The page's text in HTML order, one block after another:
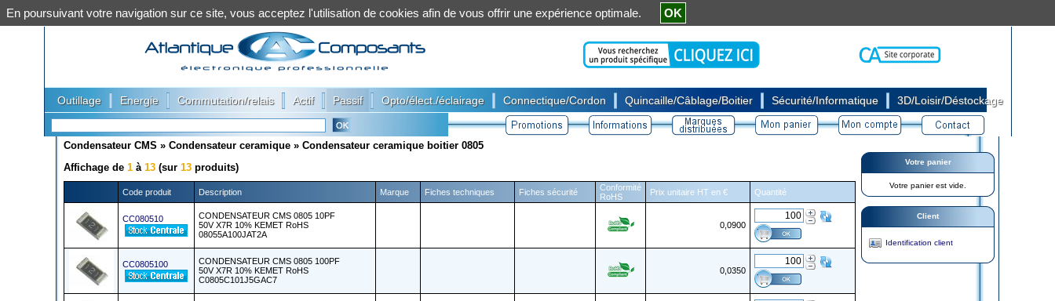
Outillage Energie Commutation/relais Actif Passif Opto/élect./éclairage Connectique/Cordon Quincaille/Câblage/Boitier Sécurité/Informatique 3D/Loisir/Déstockage
Condensateur CMS » Condensateur ceramique » Condensateur ceramique boitier 0805
Affichage de 1 à 13 (sur 13 produits)
Code produit Description Marque Fiches techniques Fiches sécurité
Conformité
RoHS
Prix unitaire HT en € Quantité
CC080510
CONDENSATEUR CMS 0805 10PF
50V X7R 10% KEMET RoHS
08055A100JAT2A
0,0900
CC0805100
CONDENSATEUR CMS 0805 100PF
50V X7R 10% KEMET RoHS
C0805C101J5GAC7
0,0350
Votre panier
Votre panier est vide.
Client
Identification client
En poursuivant votre navigation sur ce site, vous acceptez l'utilisation de cookies afin de vous offrir une expérience optimale. OK